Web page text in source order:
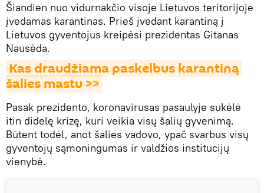
Šiandien nuo vidurnakčio visoje Lietuvos teritorijoje
įvedamas karantinas. Prieš įvedant karantiną į
Lietuvos gyventojus kreipėsi prezidentas Gitanas
Nausėda.
Kas draudžiama paskelbus karantiną
šalies mastu >>
Pasak prezidento, koronavirusas pasaulyje sukėlė
itin didelę krizę, kuri veikia visų šalių gyvenimą.
Būtent todėl, anot šalies vadovo, ypač svarbus visų
gyventojų sąmoningumas ir valdžios institucijų
vienybė.